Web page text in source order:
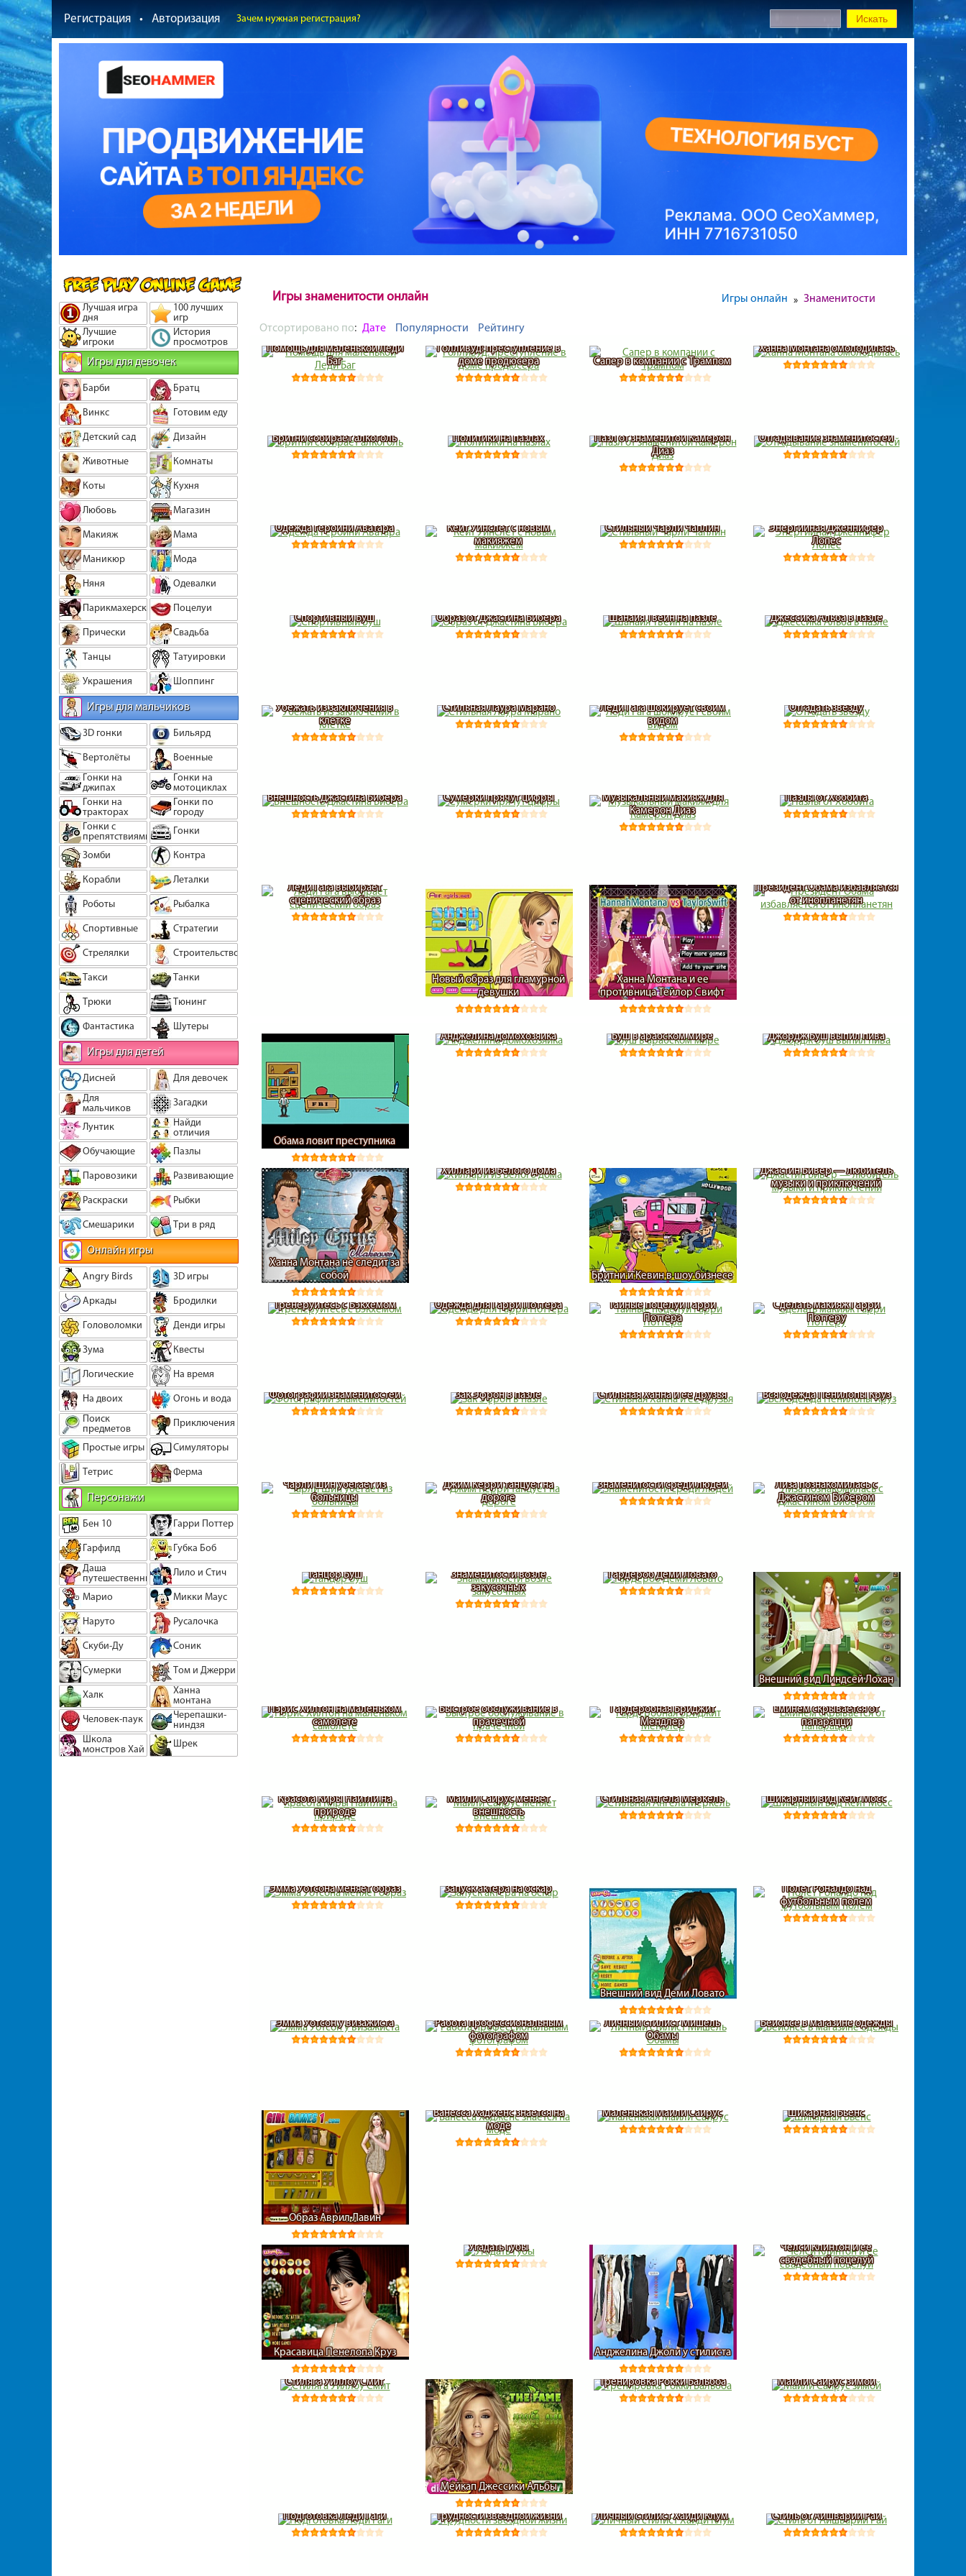
Регистрация • Авторизация Зачем нужная регистрация?
Лучшая игра
дня
100 лучших
игр
Лучшие
игроки
История
просмотров
Игры для девочек
Барби
Братц
Винкс
Готовим еду
Детский сад
Дизайн
Животные
Комнаты
Коты
Кухня
Любовь
Магазин
Макияж
Мама
Маникюр
Мода
Няня
Одевалки
Парикмахерская
Поцелуи
Прически
Свадьба
Танцы
Татуировки
Украшения
Шоппинг
Игры для мальчиков
3D гонки
Бильярд
Вертолёты
Военные
Гонки на
джипах
Гонки на
мотоциклах
Гонки на
тракторах
Гонки по
городу
Гонки с
препятствиями
Гонки
Зомби
Контра
Корабли
Леталки
Роботы
Рыбалка
Спортивные
Стратегии
Стрелялки
Строительство
Такси
Танки
Трюки
Тюнинг
Фантастика
Шутеры
Игры для детей
Дисней
Для девочек
Для
мальчиков
Загадки
Лунтик
Найди
отличия
Обучающие
Пазлы
Паровозики
Развивающие
Раскраски
Рыбки
Смешарики
Три в ряд
Онлайн игры
Angry Birds
3D игры
Аркады
Бродилки
Головоломки
Денди игры
Зума
Квесты
Логические
На время
На двоих
Огонь и вода
Поиск
предметов
Приключения
Простые игры
Симуляторы
Тетрис
Ферма
Персонажи
Бен 10
Гарри Поттер
Гарфилд
Губка Боб
Даша
путешественница
Лило и Стич
Марио
Микки Маус
Наруто
Русалочка
Скуби-Ду
Соник
Сумерки
Том и Джерри
Халк
Ханна
монтана
Человек-паук
Черепашки-
ниндзя
Школа
монстров Хай
Шрек
Игры знаменитости онлайн Игры онлайн » Знаменитости
Отсортировано по: Дате Популярности Рейтингу
Помощь для маленькой Леди
Баг
Голливуд: преступление в
доме продюсера
Сапер в компании с Трампом
Ханна Монтана омолодилась
Бритни собирает алкоголь Политики на пазлах
Пазл от знаменитой Камерон
Диаз
Отгадывание знаменитостей
Одежда героини Аватара
Кейт Уинслет с новым
макияжем
Стильный Чарли Чаплин
Энергийная Дженнифер
Лопес
Спортивный Буш Образ от Джастина Бибера Шанайя Твейн на пазле Джессика Альба в пазле
Убежать из заключения в
клетке
Стильная Лаура Марано
Леди Гага шокирует своим
видом
Отгадать звезду
Внешность Джастина Бибера Сумерки прячут цифры
Музыкальный макияж для
Камерон Диаз
Пазлы от Хоббита
Леди Гага выбирает
сценический образ
Новый образ для гламурной
девушки
Ханна Монтана и ее
противница Тейлор Свифт
Президент Обама избавляется
от инопланетян
Обама ловит преступника
Анджелина домохозяйка Буш в арабском мире Джордж Буш выпил пива
Ханна Монтана не следит за
собой
Хиллари из Белого дома
Бритни и Кевин в шоу бизнесе
Джастин Бивер — любитель
музыки и приключений
Тренеруйтесь с Бэкхемом Одежда для Гарри Поттера
Тайные поцелуи Гарри
Поттера
Сделать макияж Гарри
Поттеру
Фотографии знаменитостей Зак Эфрон в пазле Стильная Ханна и ее друзья Вся одежда Пенилопы Круз
Чарли Шин убегает из
больницы
Джим Керри танцует на
дороге
Знаменитости среди людей
Лиза познакомилась с
Джастином Бибером
Танцор Буш
Знаменитости возле
закусочных
Гардероб Деми Ловато
Внешний вид Линдсей Лохан
Пэрис Хилтон на маленьком
самолете
Быстрое обслуживание в
прачечной
Гардеробная Бриджит
Мендлер
Еминем скрывается от
папарацци
Красота Киры Найтли на
природе
Майли Сайрус меняет
внешность
Стильная Ангела Меркель Шикарный вид Кейт Мосс
Эмма Уотсона меняет образ Запуск актера на оскар
Внешний вид Деми Ловато
Полет Роналдо над
футбольным полем
Эмма Уотсон у визажиста
Работа профессиональным
фотографом
Личный стилист Мишель
Обамы
Бейонсе в магазине одежды
Образ Аврил Лавин
Ванесса Хадженс знается на
моде
Маленькая Майли Сайрус Шикарная Бьёнс
Красавица Пенелопа Круз
Угадать губы
Анджелина Джоли у стилиста
Челси Клинтон и ее
свадебный поцелуй
Стиляга Уиллоу Смит
Мейкап Джессики Альбы
Тренировка Рокки Бальбоа Майли Сайрус зимой
Подготовка Леди Гаги Трудности звездной жизни Личный стилист Хайди Клум Стиль от Айшварии Рай